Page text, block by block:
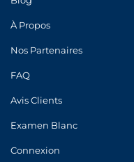
À Propos
Nos Partenaires
FAQ
Avis Clients
Examen Blanc
Connexion